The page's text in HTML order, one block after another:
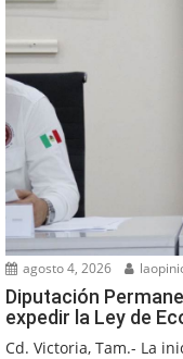
agosto 4, 2026
Diputación
expedir la Ley de
Cd. Victoria, Tam.- La